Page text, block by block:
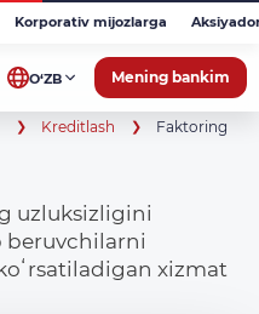
Korporativ mijozlarga
O‘ZB Mening bankim
Kreditlash Faktoring
uzluksizligini
beruvchilarni
xizmat